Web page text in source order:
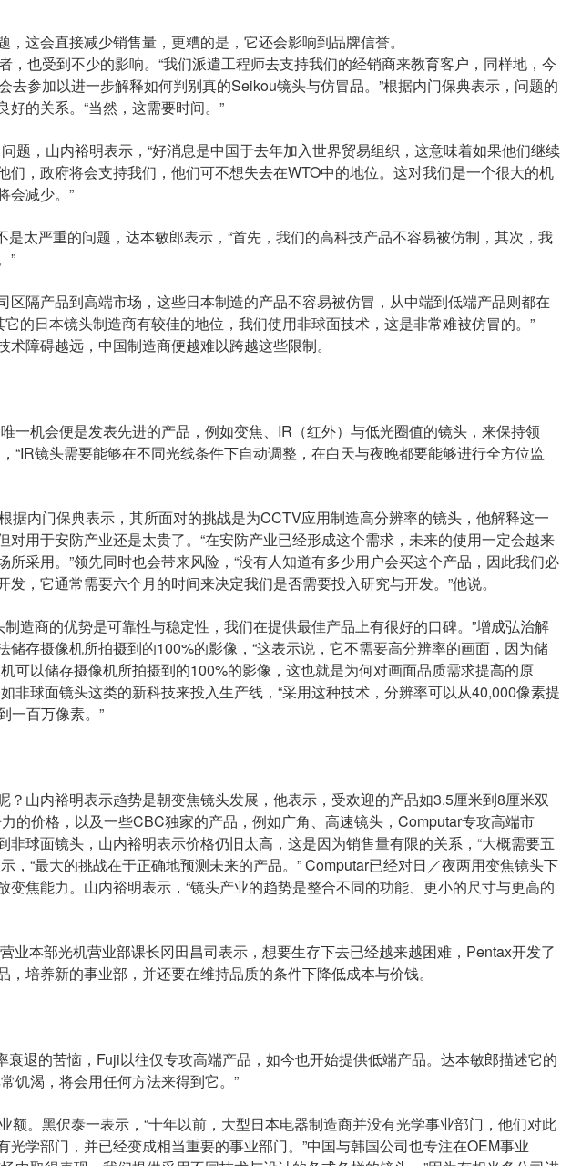
这会直接减少销售量，更糟的是，它还会影响到品牌信誉。
，也受到不少的影响。“我们派遣工程师去支持我们的经销商来教育客户，同样地，今
去参加以进一步解释如何判别真的Seikou镜头与仿冒品。”根据内门保典表示，问题的
的关系。“当然，这需要时间。”
题，山内裕明表示，“好消息是中国于去年加入世界贸易组织，这意味着如果他们继续
们，政府将会支持我们，他们可不想失去在WTO中的地位。这对我们是一个很大的机
会减少。”
太严重的问题，达本敏郎表示，“首先，我们的高科技产品不容易被仿制，其次，我
”
区隔产品到高端市场，这些日本制造的产品不容易被仿冒，从中端到低端产品则都在
的日本镜头制造商有较佳的地位，我们使用非球面技术，这是非常难被仿冒的。”
障碍越远，中国制造商便越难以跨越这些限制。
一机会便是发表先进的产品，例如变焦、IR（红外）与低光圈值的镜头，来保持领
“IR镜头需要能够在不同光线条件下自动调整，在白天与夜晚都要能够进行全方位监
据内门保典表示，其所面对的挑战是为CCTV应用制造高分辨率的镜头，他解释这一
对用于安防产业还是太贵了。“在安防产业已经形成这个需求，未来的使用一定会越来
所采用。”领先同时也会带来风险，“没有人知道有多少用户会买这个产品，因此我们必
，它通常需要六个月的时间来决定我们是否需要投入研究与开发。”他说。
造商的优势是可靠性与稳定性，我们在提供最佳产品上有很好的口碑。”增成弘治解
储存摄像机所拍摄到的100%的影像，“这表示说，它不需要高分辨率的画面，因为储
可以储存摄像机所拍摄到的100%的影像，这也就是为何对画面品质需求提高的原
非球面镜头这类的新科技来投入生产线，“采用这种技术，分辨率可以从40,000像素提
一百万像素。”
？山内裕明表示趋势是朝变焦镜头发展，他表示，受欢迎的产品如3.5厘米到8厘米双
的价格，以及一些CBC独家的产品，例如广角、高速镜头，Computar专攻高端市
非球面镜头，山内裕明表示价格仍旧太高，这是因为销售量有限的关系，“大概需要五
，“最大的挑战在于正确地预测未来的产品。” Computar已经对日／夜两用变焦镜头下
变焦能力。山内裕明表示，“镜头产业的趋势是整合不同的功能、更小的尺寸与更高的
业本部光机营业部课长冈田昌司表示，想要生存下去已经越来越困难，Pentax开发了
培养新的事业部，并还要在维持品质的条件下降低成本与价钱。
衰退的苦恼，Fuji以往仅专攻高端产品，如今也开始提供低端产品。达本敏郎描述它的
饥渴，将会用任何方法来得到它。”
额。黑伬泰一表示，“十年以前，大型日本电器制造商并没有光学事业部门，他们对此
光学部门，并已经变成相当重要的事业部门。”中国与韩国公司也专注在OEM事业